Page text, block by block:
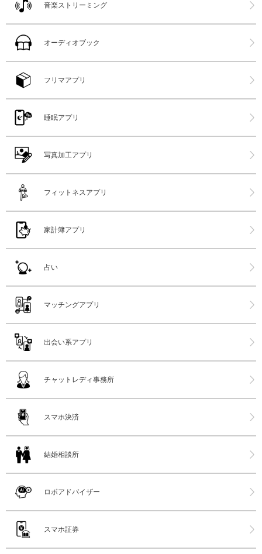
音楽ストリーミング
オーディオブック
フリマアプリ
睡眠アプリ
写真加工アプリ
フィットネスアプリ
家計簿アプリ
占い
マッチングアプリ
出会い系アプリ
チャットレディ事務所
スマホ決済
結婚相談所
ロボアドバイザー
スマホ証券